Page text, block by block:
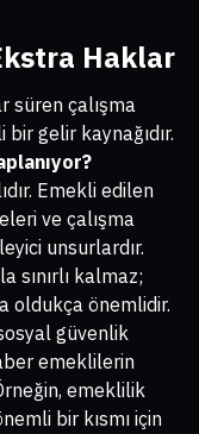
Haklar
süren çalışma
gelir kaynağıdır.
Emekli edilen
ve çalışma
unsurlardır.
sınırlı kalmaz;
oldukça önemlidir.
güvenlik
emeklilerin
emeklilik
bir kısmı için